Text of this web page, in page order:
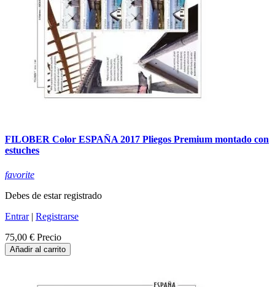
FILOBER Color ESPAÑA 2017 Pliegos Premium montado con
estuches
favorite
Debes de estar registrado
Entrar| Registrarse
75,00 € Precio
Añadir al carrito